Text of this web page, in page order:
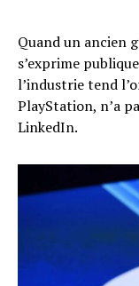
Quand un ancien
s’exprime
l’industrie tend
PlayStation, n’a
LinkedIn.